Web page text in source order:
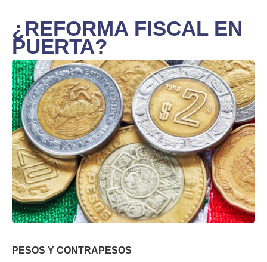
¿REFORMA FISCAL EN
PUERTA?
PESOS Y CONTRAPESOS